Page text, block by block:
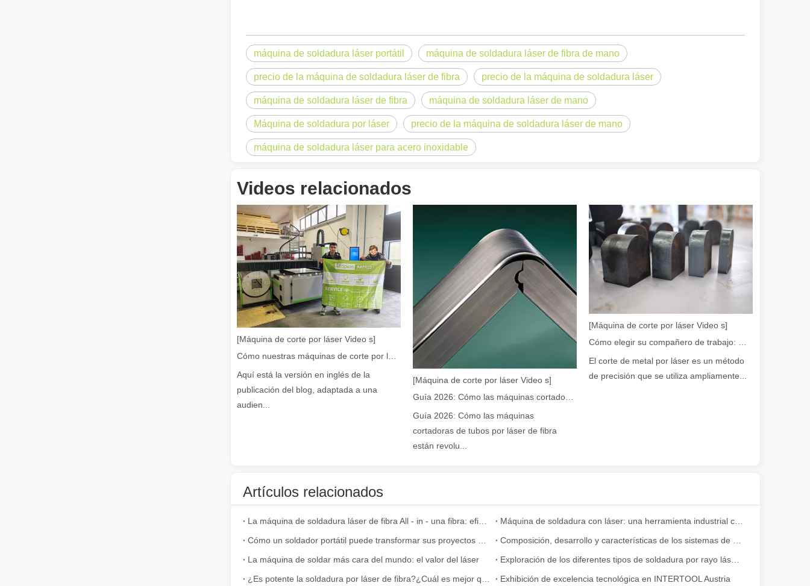
En el campo del tratamiento y restauración de superficies, la eliminación de pintura con láser es una tecnología líder. Este método proporciona una solución de alta tecnología para la
Las máquinas de corte por láser son una herramienta fundamental en la fabricación moderna. Si usted es propietario de una pequeña empresa, un aficionado o parte de una operación de
máquina de soldadura láser portátil máquina de soldadura láser de fibra de mano
precio de la máquina de soldadura láser de fibra precio de la máquina de soldadura láser
máquina de soldadura láser de fibra máquina de soldadura láser de mano
Máquina de soldadura por láser precio de la máquina de soldadura láser de mano
máquina de soldadura láser para acero inoxidable
Videos relacionados
[Máquina de corte por láser Video s]
Aquí está la versión en inglés de la
publicación del blog, adaptada a una
audien...
[Máquina de corte por láser Video s]
Guía 2026: Cómo las máquinas cortadoras de tubos por láser de fibra están revolucionando la fabricación de tuberías
Guía 2026: Cómo las máquinas
cortadoras de tubos por láser de fibra
están revolu...
[Máquina de corte por láser Video s]
Cómo elegir su compañero de trabajo: máquina de corte por láser
El corte de metal por láser es un método
de precisión que se utiliza ampliamente...
Artículos relacionados
La máquina de soldar más cara del mundo: el valor del láser
Exhibición de excelencia tecnológica en INTERTOOL Austria